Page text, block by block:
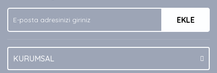
Ürün fiyatı diğer sitelerden daha pahalı.
Bu ürüne benzer farklı alternatifler olmalı.
EKLE
KURUMSAL